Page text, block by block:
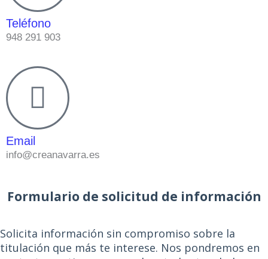
Teléfono
948 291 903
Email
info@creanavarra.es